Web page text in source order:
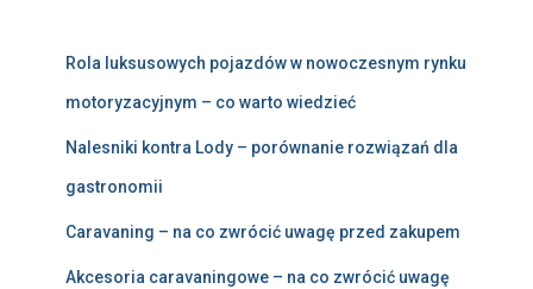
Rola luksusowych pojazdów w nowoczesnym rynku
motoryzacyjnym – co warto wiedzieć
Nalesniki kontra Lody – porównanie rozwiązań dla
gastronomii
Caravaning – na co zwrócić uwagę przed zakupem
Akcesoria caravaningowe – na co zwrócić uwagę